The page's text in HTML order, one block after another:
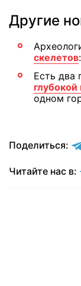
Другие
скелетов
Есть два
одном
Поделиться:
Читайте нас в: